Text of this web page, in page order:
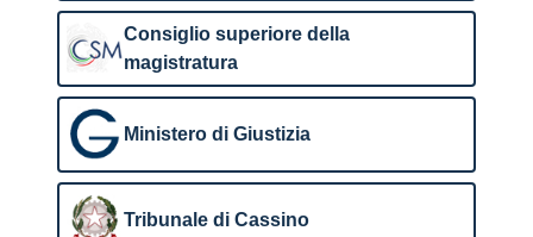
Consiglio superiore della
magistratura
Ministero di Giustizia
Tribunale di Cassino